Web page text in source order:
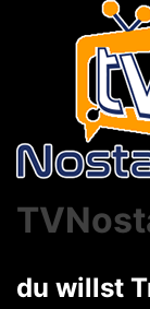
du willst